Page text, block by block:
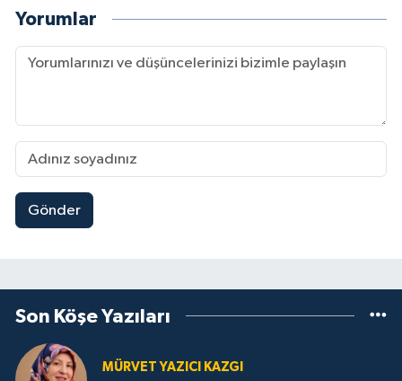
Yorumlar
Gönder
Son Köşe Yazıları
MÜRVET YAZICI KAZGI